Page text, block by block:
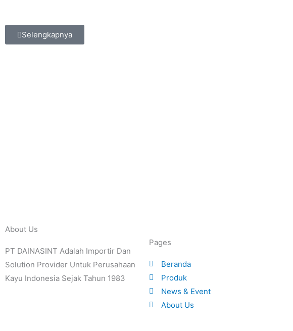
Selengkapnya
About Us
PT DAINASINT Adalah Importir Dan
Solution Provider Untuk Perusahaan
Kayu Indonesia Sejak Tahun 1983
Pages
Beranda
Produk
News & Event
About Us